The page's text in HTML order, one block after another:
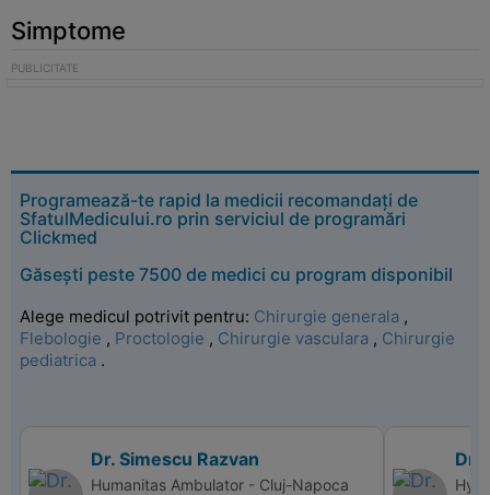
Simptome
Programează-te rapid la medicii recomandați de
SfatulMedicului.ro prin serviciul de programări
Clickmed
Găsești peste 7500 de medici cu program disponibil
Alege medicul potrivit pentru: Chirurgie generala ,
Flebologie , Proctologie , Chirurgie vasculara , Chirurgie
pediatrica .
Dr. Simescu Razvan
Humanitas Ambulator - Cluj-Napoca
Dr.